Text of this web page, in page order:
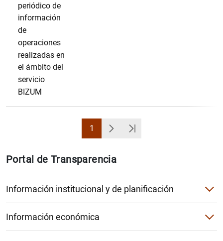
Portal de Transparencia
Información institucional y de planificación
Agendas del gobernador, la subgobernadora y el miembro
Información económica
Atenciones culturales y sociales
periódico de
información
de
operaciones
realizadas en
el ámbito del
servicio
BIZUM
Página
1
SiguienteÚltima Página